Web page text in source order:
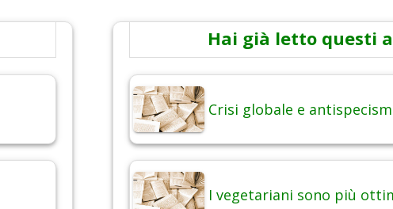
Hai già letto questi
Crisi globale e
I vegetariani sono più